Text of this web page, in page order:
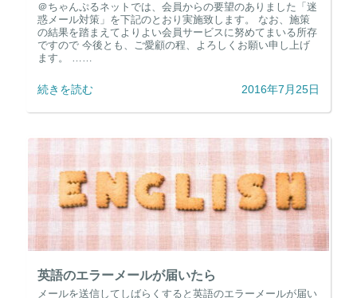
＠ちゃんぷるネットでは、会員からの要望のありました「迷
惑メール対策」を下記のとおり実施致します。 なお、施策
の結果を踏まえてよりよい会員サービスに努めてまいる所存
ですので 今後とも、ご愛顧の程、よろしくお願い申し上げ
ます。 ……
続きを読む 2016年7月25日
英語のエラーメールが届いたら
メールを送信してしばらくすると英語のエラーメールが届い